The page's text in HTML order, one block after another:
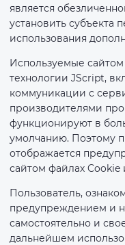
является
установить субъекта
использования
Используемые
технологии JScript,
коммуникации с
производителями
функционируют в
умолчанию. Поэтому
отображается
сайтом файлах Cookie
Пользователь,
предупреждением и
самостоятельно и
дальнейшем